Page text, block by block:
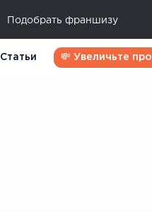
Подобрать франшизу
Статьи 💸 Увеличьте